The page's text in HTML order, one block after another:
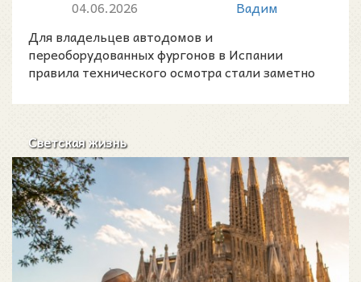
проходить...
04.06.2026
Вадим
Для владельцев автодомов и
переоборудованных фургонов в Испании
правила технического осмотра стали заметно
Светская жизнь